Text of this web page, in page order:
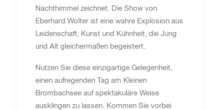
Nachthimmel zeichnet. Die Show von
Eberhard Wolter ist eine wahre Explosion aus
Leidenschaft, Kunst und Kühnheit, die Jung
und Alt gleichermaßen begeistert.
Nutzen Sie diese einzigartige Gelegenheit,
einen aufregenden Tag am Kleinen
Brombachsee auf spektakuläre Weise
ausklingen zu lassen. Kommen Sie vorbei